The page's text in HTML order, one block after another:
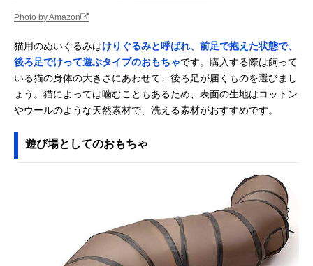
Photo by Amazon
猫用のぬいぐるみはけりぐるみと呼ばれ、前足で抱えた状態で、
後ろ足でけって遊ぶタイプのおもちゃです。購入する際は飼って
いる猫の身体の大きさにあわせて、後ろ足が届くものを選びまし
ょう。猫によっては噛むこともあるため、表面の生地はコットン
やウールのような天然素材で、洗える素材がおすすめです。
遊び場としてのおもちゃ